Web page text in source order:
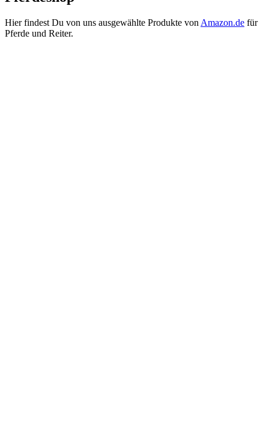
Hier findest Du von uns ausgewählte Produkte von Amazon.de für
Pferde und Reiter.